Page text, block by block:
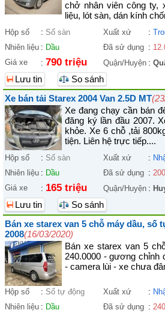
chở nhân viên công ty,
liệu, lót sàn, dán kính
Hộp số : Số sàn Xuất xứ :
Nhiên liệu : Dầu Đã sử dụng :
Giá xe
: 790 triệu Quận/Huyện :
Lưu tin
So sánh
Xe bán tải Starex 2004 Van 2.5D MT
Xe đang chạy cần bán
đăng ký lần đầu 2007.
khỏe. Xe 6 chỗ ,tải
tiện. Liên hệ trực tiếp....
Hộp số : Số sàn Xuất xứ :
Nhiên liệu : Dầu Đã sử dụng :
Giá xe
: 165 triệu Quận/Huyện :
Lưu tin
So sánh
Bán xe starex van 5 chỗ máy dầu, số
2008(16/03/2020)
Bán xe starex van 5
240.0000 - gương chỉnh
- camera lùi - xe chưa
Hộp số : Số tự động Xuất xứ :
Nhiên liệu : Dầu Đã sử dụng :